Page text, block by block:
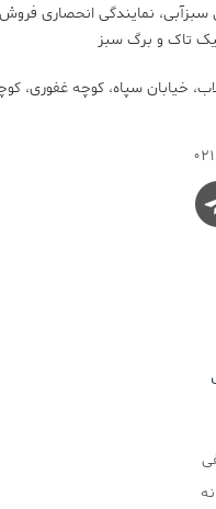
سبزآبی، نمایندگی انحصاری
تاک و برگ سبز